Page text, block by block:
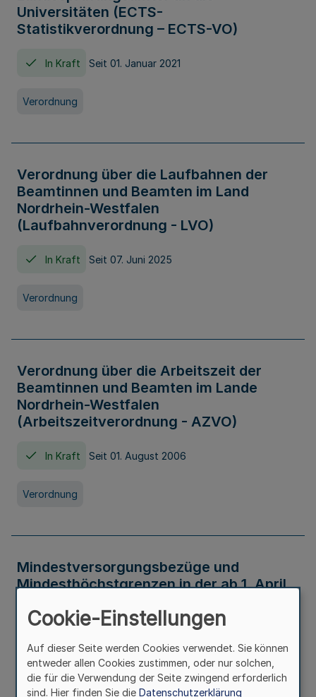
Universitäten (ECTS-
Statistikverordnung – ECTS-VO)
In Kraft Seit 01. Januar 2021
Verordnung
Verordnung über die Laufbahnen der
Beamtinnen und Beamten im Land
Nordrhein-Westfalen
(Laufbahnverordnung - LVO)
In Kraft Seit 07. Juni 2025
Verordnung
Verordnung über die Arbeitszeit der
Beamtinnen und Beamten im Lande
Nordrhein-Westfalen
(Arbeitszeitverordnung - AZVO)
In Kraft Seit 01. August 2006
Verordnung
Mindestversorgungsbezüge und
Mindesthöchstgrenzen in der ab 1. April
Verwaltungsvorschrift
Cookie-Einstellungen
Auf dieser Seite werden Cookies verwendet. Sie können
entweder allen Cookies zustimmen, oder nur solchen,
die für die Verwendung der Seite zwingend erforderlich
sind. Hier finden Sie die Datenschutzerklärung